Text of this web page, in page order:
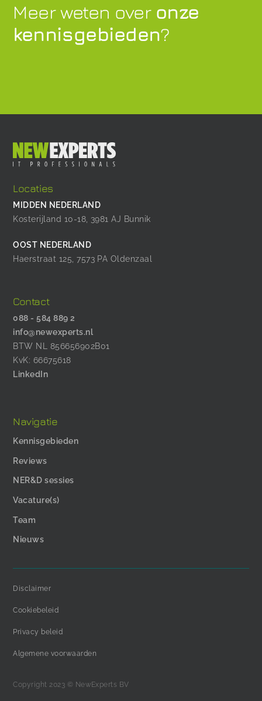
Meer weten over onze
kennisgebieden?
Locaties
MIDDEN NEDERLAND
Kosterijland 10-18, 3981 AJ Bunnik
OOST NEDERLAND
Haerstraat 125, 7573 PA Oldenzaal
Contact
088 - 584 889 2
info@newexperts.nl
BTW NL 856656902B01
KvK: 66675618
LinkedIn
Navigatie
Kennisgebieden
Reviews
NER&D sessies
Vacature(s)
Team
Nieuws
Copyright 2023 © NewExperts BV
Disclaimer
Cookiebeleid
Privacy beleid
Algemene voorwaarden